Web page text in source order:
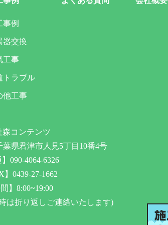
事例
器交換
工事
トラブル
他工事
森コンテンツ
葉県君津市人見5丁目10番4号
】090-4064-6326
】0439-27-1662
】8:00~19:00
は折り返しご連絡いたします)